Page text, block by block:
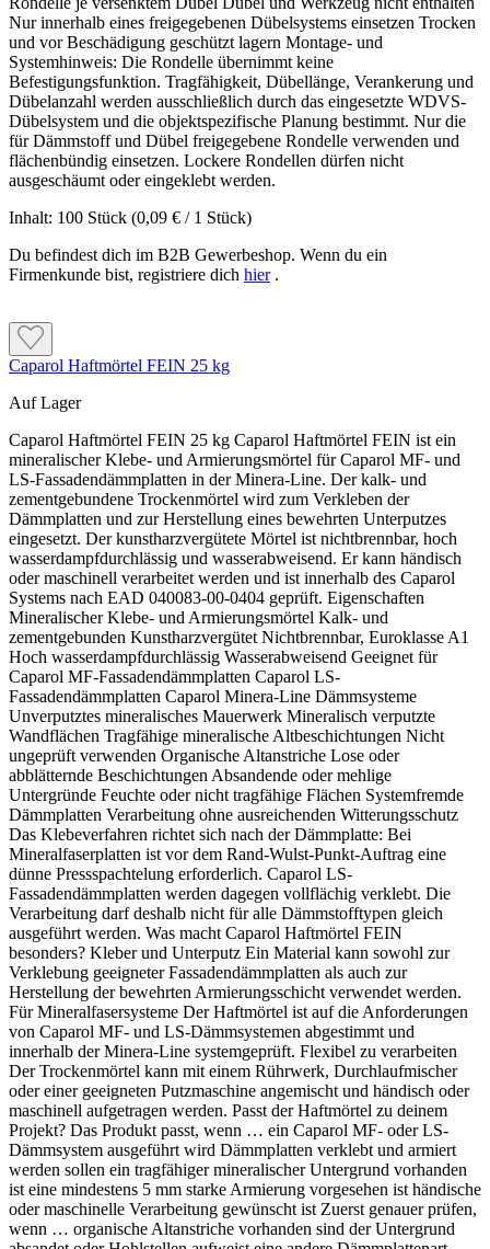
Nur innerhalb eines freigegebenen Dübelsystems einsetzen Trocken
und vor Beschädigung geschützt lagern Montage- und
Systemhinweis: Die Rondelle übernimmt keine
Befestigungsfunktion. Tragfähigkeit, Dübellänge, Verankerung und
Dübelanzahl werden ausschließlich durch das eingesetzte WDVS-
Dübelsystem und die objektspezifische Planung bestimmt. Nur die
für Dämmstoff und Dübel freigegebene Rondelle verwenden und
flächenbündig einsetzen. Lockere Rondellen dürfen nicht
ausgeschäumt oder eingeklebt werden.
Inhalt: 100 Stück (0,09 € / 1 Stück)
Du befindest dich im B2B Gewerbeshop. Wenn du ein
Firmenkunde bist, registriere dich hier.
Caparol Haftmörtel FEIN 25 kg
Auf Lager
Caparol Haftmörtel FEIN 25 kg Caparol Haftmörtel FEIN ist ein mineralischer Klebe- und Armierungsmörtel für Caparol MF- und LS-Fassadendämmplatten in der Minera-Line. Der kalk- und zementgebundene Trockenmörtel wird zum Verkleben der Dämmplatten und zur Herstellung eines bewehrten Unterputzes eingesetzt. Der kunstharzvergütete Mörtel ist nichtbrennbar, hoch wasserdampfdurchlässig und wasserabweisend. Er kann händisch oder maschinell verarbeitet werden und ist innerhalb des Caparol Systems nach EAD 040083-00-0404 geprüft. Eigenschaften Mineralischer Klebe- und Armierungsmörtel Kalk- und zementgebunden Kunstharzvergütet Nichtbrennbar, Euroklasse A1 Hoch wasserdampfdurchlässig Wasserabweisend Geeignet für Caparol MF-Fassadendämmplatten Caparol LS-Fassadendämmplatten Caparol Minera-Line Dämmsysteme Unverputztes mineralisches Mauerwerk Mineralisch verputzte Wandflächen Tragfähige mineralische Altbeschichtungen Nicht ungeprüft verwenden Organische Altanstriche Lose oder abblätternde Beschichtungen Absandende oder mehlige Untergründe Feuchte oder nicht tragfähige Flächen Systemfremde Dämmplatten Verarbeitung ohne ausreichenden Witterungsschutz Das Klebeverfahren richtet sich nach der Dämmplatte: Bei Mineralfaserplatten ist vor dem Rand-Wulst-Punkt-Auftrag eine dünne Pressspachtelung erforderlich. Caparol LS-Fassadendämmplatten werden dagegen vollflächig verklebt. Die Verarbeitung darf deshalb nicht für alle Dämmstofftypen gleich ausgeführt werden. Was macht Caparol Haftmörtel FEIN besonders? Kleber und Unterputz Ein Material kann sowohl zur Verklebung geeigneter Fassadendämmplatten als auch zur Herstellung der bewehrten Armierungsschicht verwendet werden. Für Mineralfasersysteme Der Haftmörtel ist auf die Anforderungen von Caparol MF- und LS-Dämmsystemen abgestimmt und innerhalb der Minera-Line systemgeprüft. Flexibel zu verarbeiten Der Trockenmörtel kann mit einem Rührwerk, Durchlaufmischer oder einer geeigneten Putzmaschine angemischt und händisch oder maschinell aufgetragen werden. Passt der Haftmörtel zu deinem Projekt? Das Produkt passt, wenn … ein Caparol MF- oder LS-Dämmsystem ausgeführt wird Dämmplatten verklebt und armiert werden sollen ein tragfähiger mineralischer Untergrund vorhanden ist eine mindestens 5 mm starke Armierung vorgesehen ist händische oder maschinelle Verarbeitung gewünscht ist Zuerst genauer prüfen, wenn … organische Altanstriche vorhanden sind der Untergrund absandet oder Hohlstellen aufweist eine andere Dämmplattenart verwendet wird die erforderliche Verklebungsart nicht bekannt ist Feuchtigkeit oder haftungsmindernde Stoffe vorliegen Untergrund und Mörtel vorbereiten Der Untergrund muss tragfähig, sauber und frei von losen Bestandteilen, Staub, Trennmitteln und anderen haftungsmindernden Stoffen sein. Schadhafte Beschichtungen und Strukturputze weitgehend entfernen, Putzhohlstellen abschlagen und flächenbündig ausbessern. Organische Anstriche müssen vollständig entfernt werden. Tragfähige mineralische Beschichtungen aufrauen. Absandende oder mehlige Flächen bis zur festen Substanz reinigen und entsprechend der Systemvorgabe grundieren. Ungefähr 6 Liter sauberes Wasser in einem geeigneten Mischgefäß vorlegen. Den vollständigen Sackinhalt bei maximal 400 U/min langsam in das Wasser einstreuen. Mindestens fünf Minuten zu einer gleichmäßigen und klumpenfreien Masse mischen. Den Mörtel etwa zehn Minuten reifen lassen und anschließend nochmals kurz durchrühren. Dämmplatten richtig verkleben Mineralfaserplatten Vor dem eigentlichen Kleberauftrag zunächst eine dünne Pressspachtelung unter Druck auf die Dämmplattenrückseite aufziehen. Danach den Mörtel nach Systemvorgabe im Rand-Wulst-Punkt-Verfahren oder vollflächig auftragen. LS-Fassadendämmplatten LS-Platten werden vollflächig verklebt. Den Kleber in der Regel auf den Untergrund auftragen und mit einer 10-mm-Zahnkelle durchkämmen. Die beschichtete Plattenseite zeigt zur Wand. Die Dämmplatten von unten nach oben im Verband pressgestoßen verlegen, gut andrücken und flucht- sowie lotrecht ausrichten. Keine Klebemasse in die Plattenstöße bringen. Unebenheiten bis ungefähr ±1 cm können im Kleberbett ausgeglichen werden. Armierungsschicht ausführen Vorhandene Versätze zwischen den Dämmplatten zunächst mit einer Ausgleichsschicht egalisieren. Kantenschutz und erforderliche Diagonalarmierungen an Fassadenöffnungen anbringen. Haftmörtel FEIN ungefähr in der Breite einer Gewebebahn gleichmäßig aufziehen. Caparol Glasgewebe faltenfrei mit mindestens 10 cm Überlappung in den frischen Mörtel einbetten. Nass in nass überspachteln, bis das Gewebe vollständig abgedeckt ist. Die Armierung muss mindestens 5 mm dick sein; über dem Gewebe muss ungefähr ein Drittel der Gesamtschichtdicke liegen. Typische Fehler vermeiden Pressspachtelung vergessen Bei Mineralfaserdämmplatten muss vor dem Kleberauftrag eine dünne Kontaktschicht unter Druck aufgezogen werden. Falsche Gewebelage Das Glasgewebe darf weder direkt auf dem Dämmstoff liegen noch an der Oberfläche sichtbar bleiben. Lage und Überdeckung müssen gleichmäßig eingehalten werden. Witterung nicht beachtet Regen, pralle Sonne, Nebel, Taupunktunterschreitung und starke Feuchtigkeit können Verarbeitung und Trocknung beeinträchtigen. Verbrauch, Reichweite und technische Daten Verbrauch und Reichweite Kleben: ca. 6,0 kg/m². Rechnerische Reichweite: ungefähr 4,2 m² je 25-kg-Sack. Armieren bei 5 mm Mindestschichtdicke: ca. 7,5 kg/m². Rechnerische Reichweite: ungefähr 3,3 m² je Sack. Produkttyp: mineralischer Klebe- und Armierungsmörtel System: Caparol Minera-Line Systemprüfung: EAD 040083-00-0404 Gebindegröße: 25 kg Farbton: Grau Wasserbedarf: ca. 6 Liter je Sack Mörtelklasse: CS III Wasseraufnahme: Wc 2 Brandverhalten: Euroklasse A1 Bei +20 °C und 65 % relativer Luftfeuchtigkeit beträgt die Trocknungszeit mindestens zwei bis drei Tage. Niedrige Temperaturen und hohe Luftfeuchtigkeit verlängern die Trocknung. Bauwerks-, Material- und Lufttemperatur müssen mindestens +5 °C betragen. Geeignete Bedingungen sind während der Verarbeitung und mindestens zwei Tage danach einzuhalten. Den Sack trocken und vor Feuchtigkeit geschützt lagern; Lagerfähigkeit etwa neun Monate. Häufige Fragen Ist der Haftmörtel nur zum Kleben geeignet? Nein. Er wird sowohl zur Verklebung geeigneter Dämmplatten als auch für einen mindestens 5 mm starken armierten Unterputz verwendet. Werden LS-Platten im Rand-Wulst-Punkt-Verfahren geklebt? Nein. Caparol LS-Fassadendämmplatten werden vollflächig verklebt. Der Kleber wird üblicherweise mit einer 10-mm-Zahnkelle auf den Untergrund aufgetragen. Wie dick muss die Armierung sein? Die Mindestschichtdicke beträgt 5 mm. Das Glasgewebe wird mit mindestens 10 cm Überlappung eingebettet und vollständig überspachtelt. Verarbeitungs- und Systemhinweis: Untergrund, Dämmplatte, Klebeverfahren, Armierungsdicke, Gewebelage und Schlussbeschichtung müssen als abgestimmtes Caparol Dämmsystem ausgeführt werden. Die Fassadenfläche während der Verarbeitung und Trocknung vor Regen, starker Sonne und Wind schützen. Zementhaltige Trockenmörtel können nach Wasserzugabe alkalisch reagieren. Haut, Augen und Atemwege schützen. Für die verbindliche Gefahrenkennzeichnung sind das aktuelle Sicherheitsdatenblatt und das Gebindeetikett der gelieferten Charge maßgeblich.